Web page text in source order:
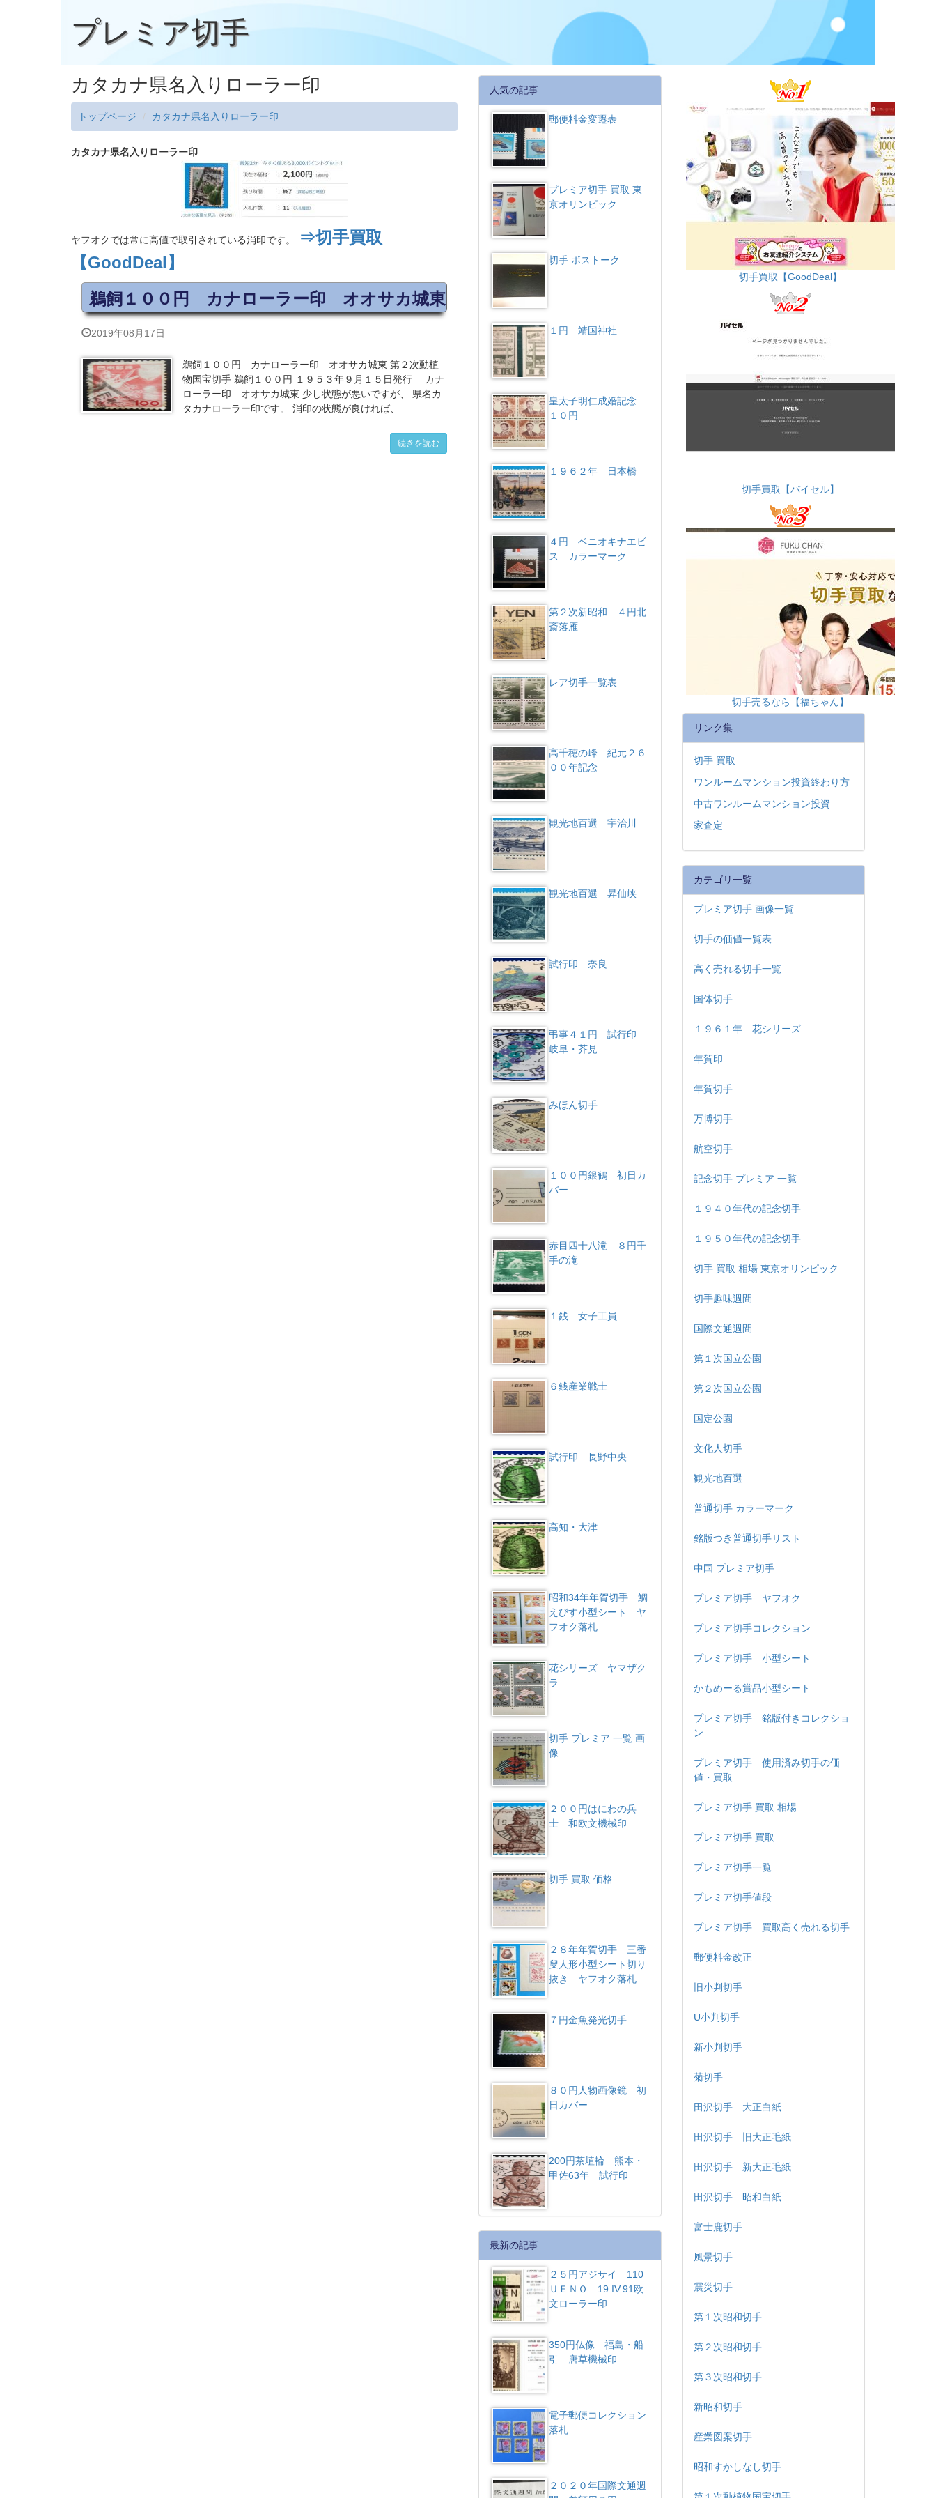
プレミア切手
カタカナ県名入りローラー印
トップページ カタカナ県名入りローラー印
カタカナ県名入りローラー印
ヤフオクでは常に高値で取引されている消印です。
⇒切手買取
【GoodDeal】
鵜飼１００円 カナローラー印 オオサカ城東
2019年08月17日
鵜飼１００円 カナローラー印 オオサカ城東 第２次動植
物国宝切手 鵜飼１００円 １９５３年９月１５日発行 カナ
ローラー印 オオサカ城東 少し状態が悪いですが、 県名カ
タカナローラー印です。 消印の状態が良ければ、
続きを読む
人気の記事
郵便料金変遷表
プレミア切手 買取 東
京オリンピック
切手 ボストーク
１円 靖国神社
皇太子明仁成婚記念
１０円
１９６２年 日本橋
４円 ベニオキナエビ
ス カラーマーク
第２次新昭和 ４円北
斎落雁
レア切手一覧表
高千穂の峰 紀元２６
００年記念
観光地百選 宇治川
観光地百選 昇仙峡
試行印 奈良
弔事４１円 試行印
岐阜・芥見
みほん切手
１００円銀鶴 初日カ
バー
赤目四十八滝 ８円千
手の滝
１銭 女子工員
６銭産業戦士
試行印 長野中央
高知・大津
昭和34年年賀切手 鯛
えびす小型シート ヤ
フオク落札
花シリーズ ヤマザク
ラ
切手 プレミア 一覧 画
像
２００円はにわの兵
士 和欧文機械印
切手 買取 価格
２８年年賀切手 三番
叟人形小型シート切り
抜き ヤフオク落札
７円金魚発光切手
８０円人物画像鏡 初
日カバー
200円茶埴輪 熊本・
甲佐63年 試行印
最新の記事
２５円アジサイ 110
ＵＥＮＯ 19.IV.91欧
文ローラー印
350円仏像 福島・船
引 唐草機械印
電子郵便コレクション
落札
２０２０年国際文通週
切手買取【GoodDeal】
切手買取【バイセル】
切手売るなら【福ちゃん】
リンク集
切手 買取
ワンルームマンション投資終わり方
中古ワンルームマンション投資
家査定
カテゴリ一覧
プレミア切手 画像一覧
切手の価値一覧表
高く売れる切手一覧
国体切手
１９６１年 花シリーズ
年賀印
年賀切手
万博切手
航空切手
記念切手 プレミア 一覧
１９４０年代の記念切手
１９５０年代の記念切手
切手 買取 相場 東京オリンピック
切手趣味週間
国際文通週間
第１次国立公園
第２次国立公園
国定公園
文化人切手
観光地百選
普通切手 カラーマーク
銘版つき普通切手リスト
中国 プレミア切手
プレミア切手 ヤフオク
プレミア切手コレクション
プレミア切手 小型シート
かもめーる賞品小型シート
プレミア切手 銘版付きコレクショ
ン
プレミア切手 使用済み切手の価
値・買取
プレミア切手 買取 相場
プレミア切手 買取
プレミア切手一覧
プレミア切手値段
プレミア切手 買取高く売れる切手
郵便料金改正
旧小判切手
U小判切手
新小判切手
菊切手
田沢切手 大正白紙
田沢切手 旧大正毛紙
田沢切手 新大正毛紙
田沢切手 昭和白紙
富士鹿切手
風景切手
震災切手
第１次昭和切手
第２次昭和切手
第３次昭和切手
新昭和切手
産業図案切手
昭和すかしなし切手